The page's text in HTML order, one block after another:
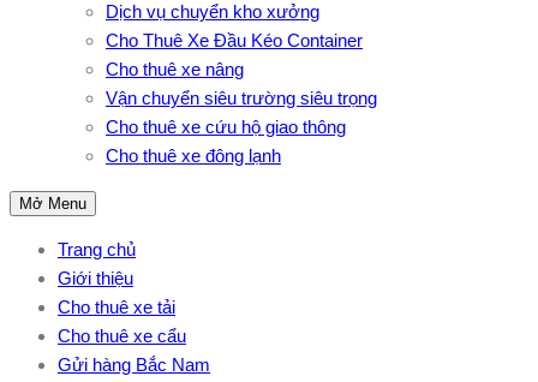
Dịch vụ chuyển kho xưởng
Cho Thuê Xe Đầu Kéo Container
Cho thuê xe nâng
Vận chuyển siêu trường siêu trọng
Cho thuê xe cứu hộ giao thông
Cho thuê xe đông lạnh
Mở Menu
Trang chủ
Giới thiệu
Cho thuê xe tải
Cho thuê xe cẩu
Gửi hàng Bắc Nam